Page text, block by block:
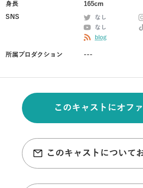
身長
165cm
SNS
なし
なし
blog
所属プロダクション ---
このキャストにオフ
このキャストについて